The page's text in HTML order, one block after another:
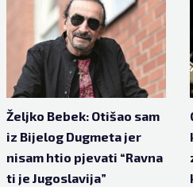
Željko Bebek: Otišao sam
iz Bijelog Dugmeta jer
nisam htio pjevati “Ravna
ti je Jugoslavija”